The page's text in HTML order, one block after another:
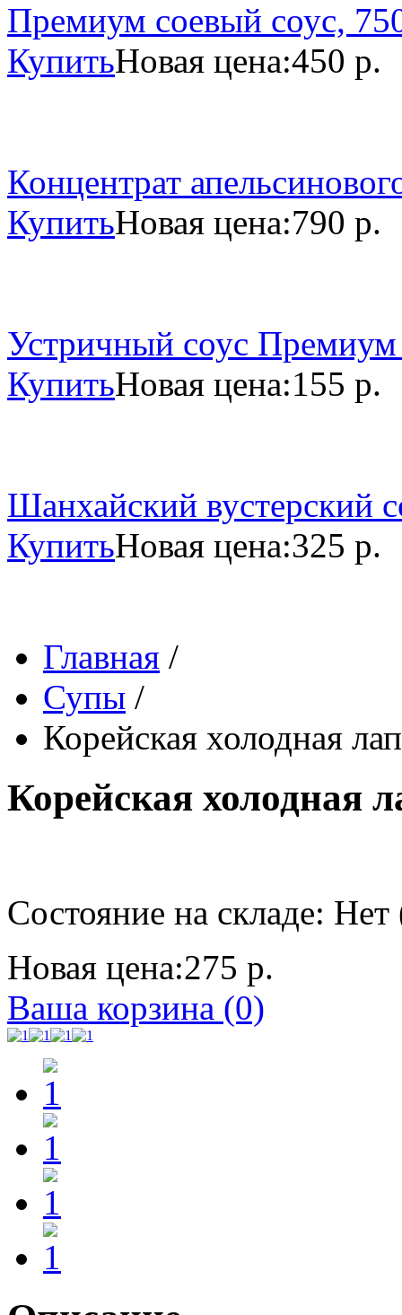
Премиум соевый соус,
КупитьНовая цена:450 р.
Концентрат
КупитьНовая цена:790 р.
Устричный соус
КупитьНовая цена:155 р.
Шанхайский вустерский
КупитьНовая цена:325 р.
Главная /
Супы /
Корейская холодная
Корейская холодная
Состояние на складе: Нет
Новая цена:275 р.
Ваша корзина (0)